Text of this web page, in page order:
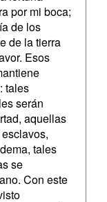
por mi boca;
de los
de la tierra
Esos
tales
serán
aquellas
tales
se
Con este